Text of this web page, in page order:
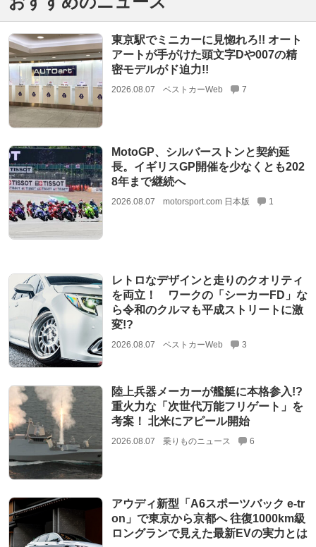
東京駅でミニカーに見惚れろ!! オート
アートが手がけた頭文字Dや007の精
密モデルがド迫力!!
2026.08.07 ベストカーWeb 7
MotoGP、シルバーストンと契約延
長。イギリスGP開催を少なくとも202
8年まで継続へ
2026.08.07 motorsport.com 日本版 1
レトロなデザインと走りのクオリティ
を両立！ ワークの「シーカーFD」な
ら令和のクルマも平成ストリートに激
変!?
2026.08.07 ベストカーWeb 3
陸上兵器メーカーが艦艇に本格参入!?
重火力な「次世代万能フリゲート」を
考案！ 北米にアピール開始
2026.08.07 乗りものニュース 6
アウディ新型「A6スポーツバック e-tr
on」で東京から京都へ 往復1000km級
ロングランで見えた最新EVの実力とは